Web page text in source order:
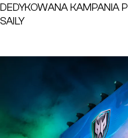
DEDYKOWANA KAMPANIA
SAILY